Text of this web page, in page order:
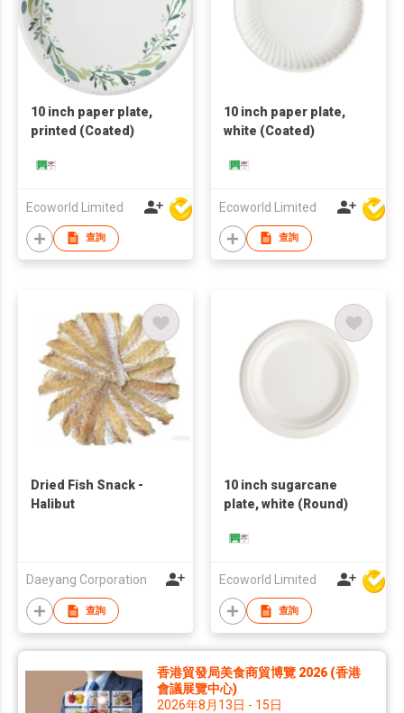
10 inch paper plate,
printed (Coated)
Ecoworld Limited
查詢
10 inch paper plate,
white (Coated)
Ecoworld Limited
查詢
Dried Fish Snack -
Halibut
Daeyang Corporation
查詢
10 inch sugarcane
plate, white (Round)
Ecoworld Limited
查詢
香港貿發局美食商貿博覽 2026 (香港
會議展覽中心)
2026年8月13日 - 15日